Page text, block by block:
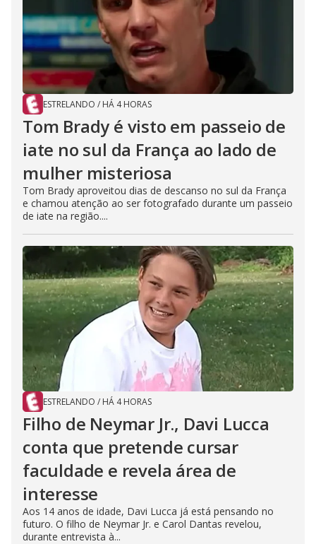
ESTRELANDO / HÁ 4 HORAS
Tom Brady é visto em passeio de
iate no sul da França ao lado de
mulher misteriosa
Tom Brady aproveitou dias de descanso no sul da França
e chamou atenção ao ser fotografado durante um passeio
de iate na região....
ESTRELANDO / HÁ 4 HORAS
Filho de Neymar Jr., Davi Lucca
conta que pretende cursar
faculdade e revela área de
interesse
Aos 14 anos de idade, Davi Lucca já está pensando no
futuro. O filho de Neymar Jr. e Carol Dantas revelou,
durante entrevista à...